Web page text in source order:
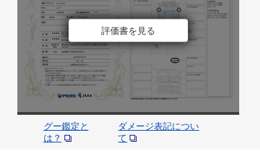
評価書を見る
グー鑑定と
は？
ダメージ表記につい
て